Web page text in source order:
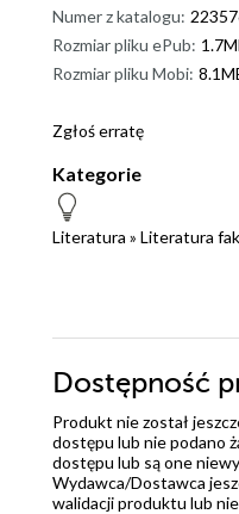
Numer z katalogu:
Rozmiar pliku ePub:
Rozmiar pliku Mobi:
Zgłoś erratę
Kategorie
Literatura » Literatura
Dostępność
Produkt nie został
dostępu lub nie podano
dostępu lub są one
Wydawca/Dostawca
walidacji produktu lub